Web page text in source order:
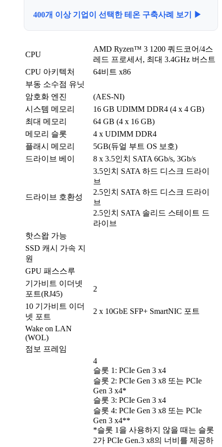
400개 이상 기업이 선택한 테온 구축사례 보기 ▶
CPU
AMD Ryzen™ 3 1200 쿼드코어/4스
레드 프로세서, 최대 3.4GHz 버스트
CPU 아키텍처
64비트 x86
부동 소수점 유닛
암호화 엔진
(AES-NI)
시스템 메모리
16 GB UDIMM DDR4 (4 x 4 GB)
최대 메모리
64 GB (4 x 16 GB)
메모리 슬롯
4 x UDIMM DDR4
플래시 메모리
5GB(듀얼 부트 OS 보호)
드라이브 베이
8 x 3.5인치 SATA 6Gb/s, 3Gb/s
드라이브 호환성
3.5인치 SATA 하드 디스크 드라이
브
2.5인치 SATA 하드 디스크 드라이
브
2.5인치 SATA 솔리드 스테이트 드
라이브
핫스왑 가능
SSD 캐시 가속 지
원
GPU 패스스루
기가비트 이더넷
포트(RJ45)
2
10 기가비트 이더
넷 포트
2 x 10GbE SFP+ SmartNIC 포트
Wake on LAN
(WOL)
점보 프레임
4
슬롯 1: PCIe Gen 3 x4
슬롯 2: PCIe Gen 3 x8 또는 PCIe
Gen 3 x4*
슬롯 3: PCIe Gen 3 x4
슬롯 4: PCIe Gen 3 x8 또는 PCIe
Gen 3 x4**
*슬롯 1을 사용하지 않을 때는 슬롯
2가 PCIe Gen.3 x8의 너비를 제공하